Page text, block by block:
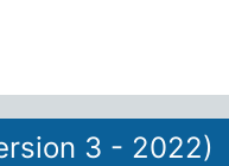
3 - 2022)